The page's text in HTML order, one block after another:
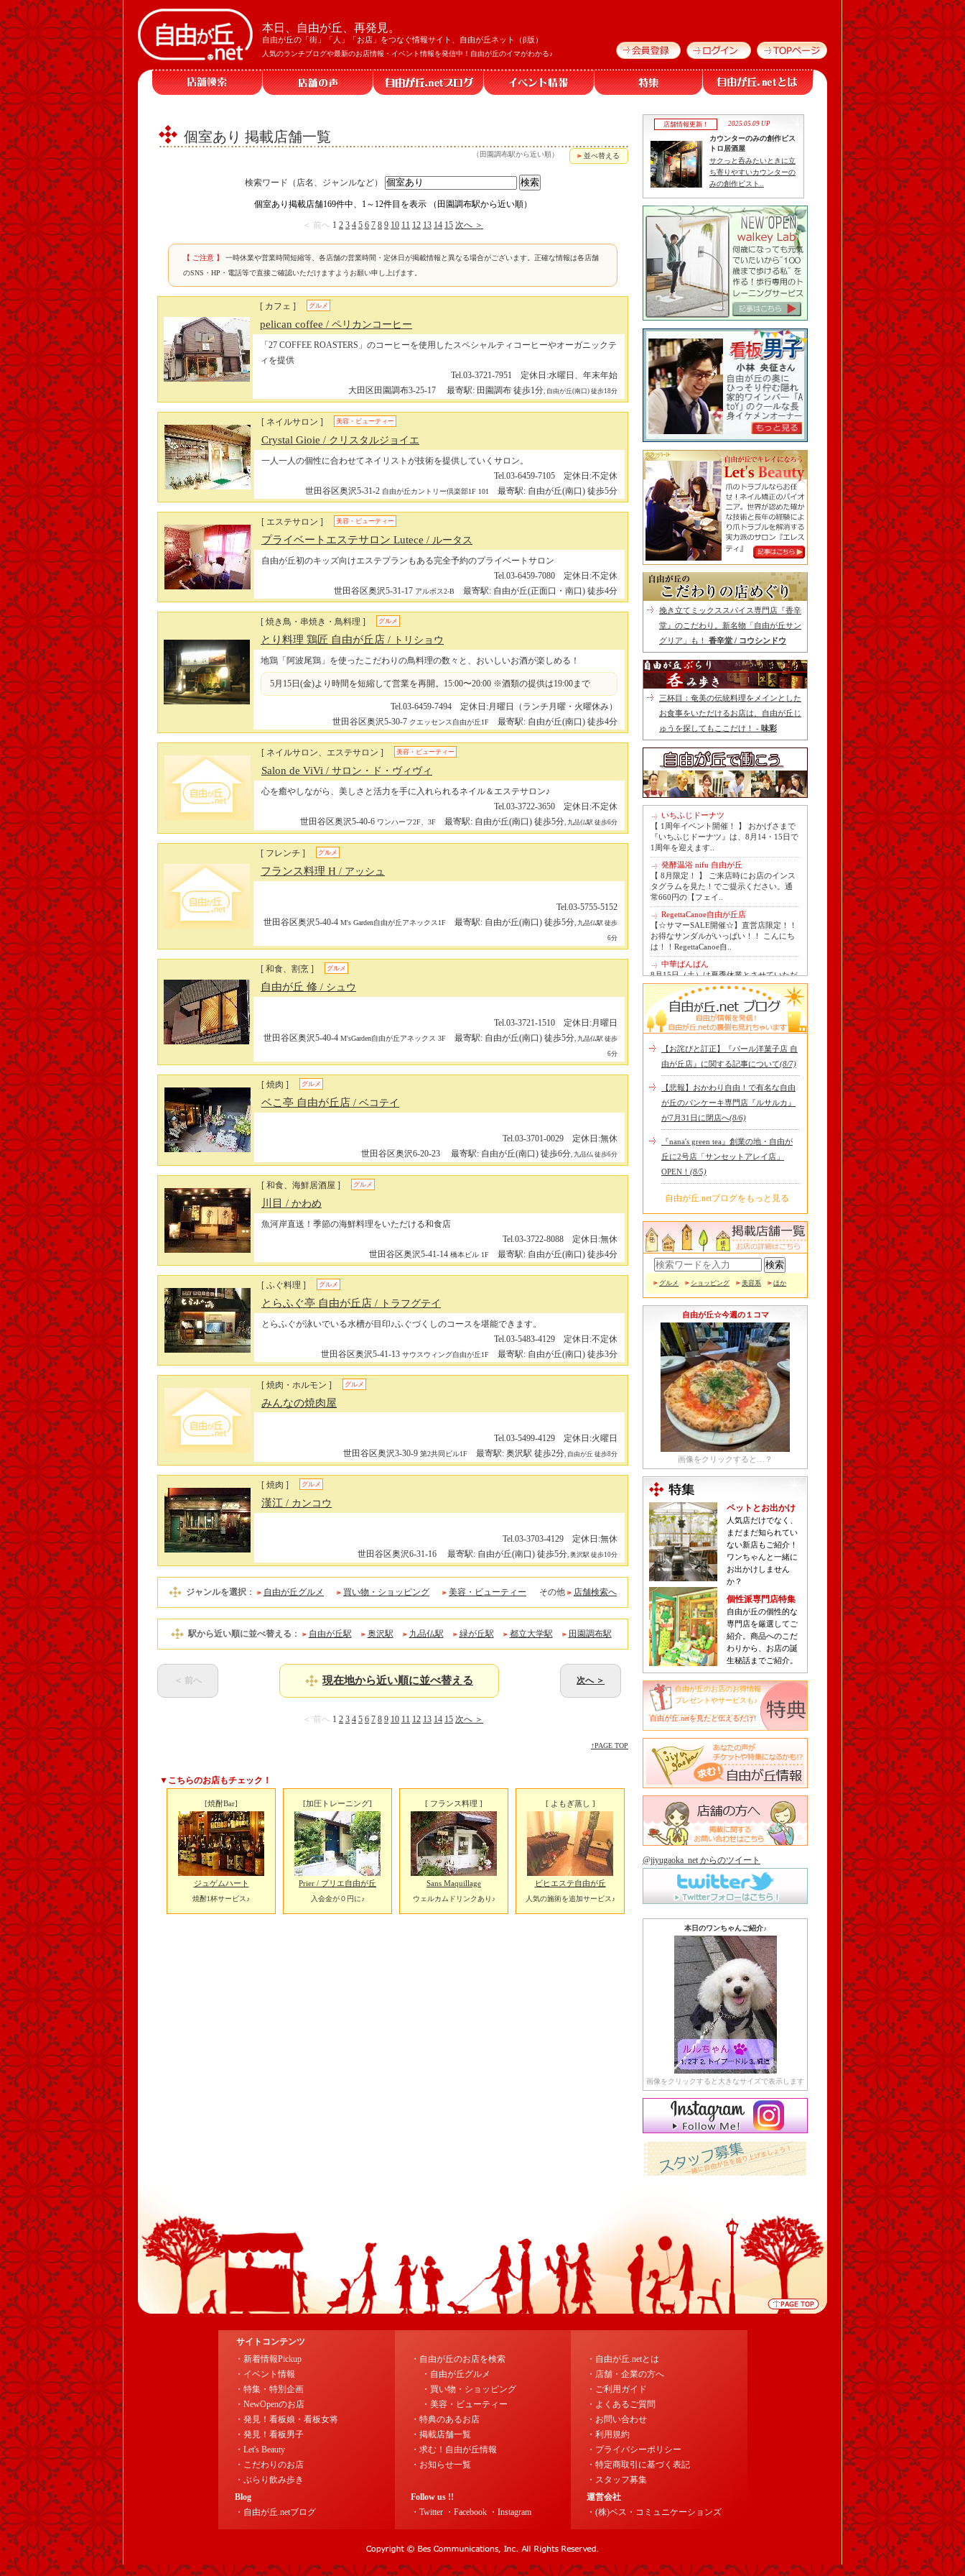
本日、自由が丘、再発見。
自由が丘の「街」「人」「お店」をつなぐ情報サイト、自由が丘ネット（β版）
人気のランチブログや最新のお店情報・イベント情報を発信中！自由が丘のイマがわかる♪
個室あり 掲載店舗一覧
並べ替える
（田園調布駅から近い順）
検索ワード（店名、ジャンルなど）
個室あり掲載店舗169件中、1～12件目を表示 （田園調布駅から近い順）
＜ 前へ 1 2 3 4 5 6 7 8 9 10 11 12 13 14 15 次へ ＞
【 ご注意 】
一時休業や営業時間短縮等、各店舗の営業時間・定休日が掲載情報と異なる場合がございます。正確な情報は各店舗
のSNS・HP・電話等で直接ご確認いただけますようお願い申し上げます。
[ カフェ ] グルメ
pelican coffee / ペリカンコーヒー
「27 COFFEE ROASTERS」のコーヒーを使用したスペシャルティコーヒーやオーガニックテ
ィを提供
Tel.03-3721-7951 定休日:水曜日、年末年始
大田区田園調布3-25-17
最寄駅: 田園調布 徒歩1分, 自由が丘(南口) 徒歩18分
[ ネイルサロン ] 美容・ビューティー
Crystal Gioie / クリスタルジョイエ
一人一人の個性に合わせてネイリストが技術を提供していくサロン。
Tel.03-6459-7105 定休日:不定休
世田谷区奥沢5-31-2 自由が丘カントリー倶楽部1F 101 最寄駅: 自由が丘(南口) 徒歩5分
[ エステサロン ] 美容・ビューティー
プライベートエステサロン Lutece / ルータス
自由が丘初のキッズ向けエステプランもある完全予約のプライベートサロン
Tel.03-6459-7080 定休日:不定休
世田谷区奥沢5-31-17 アルボス2-B 最寄駅: 自由が丘(正面口・南口) 徒歩4分
[ 焼き鳥・串焼き・鳥料理 ] グルメ
とり料理 鶏匠 自由が丘店 / トリショウ
地鶏「阿波尾鶏」を使ったこだわりの鳥料理の数々と、おいしいお酒が楽しめる！
5月15日(金)より時間を短縮して営業を再開。15:00〜20:00 ※酒類の提供は19:00まで
Tel.03-6459-7494 定休日:月曜日（ランチ月曜・火曜休み）
世田谷区奥沢5-30-7 クエッセンス自由が丘1F 最寄駅: 自由が丘(南口) 徒歩4分
[ ネイルサロン、エステサロン ] 美容・ビューティー
Salon de ViVi / サロン・ド・ヴィヴィ
心を癒やしながら、美しさと活力を手に入れられるネイル＆エステサロン♪
Tel.03-3722-3650 定休日:不定休
世田谷区奥沢5-40-6 ワンハーフ2F、3F 最寄駅: 自由が丘(南口) 徒歩5分, 九品仏駅 徒歩6分
[ フレンチ ] グルメ
フランス料理 H / アッシュ
Tel.03-5755-5152
世田谷区奥沢5-40-4 M's Garden自由が丘アネックス1F 最寄駅: 自由が丘(南口) 徒歩5分, 九品仏駅 徒歩
6分
[ 和食、割烹 ] グルメ
自由が丘 修 / シュウ
Tel.03-3721-1510 定休日:月曜日
世田谷区奥沢5-40-4 M'sGarden自由が丘アネックス 3F 最寄駅: 自由が丘(南口) 徒歩5分, 九品仏駅 徒歩
6分
[ 焼肉 ] グルメ
ベこ亭 自由が丘店 / ベコテイ
Tel.03-3701-0029 定休日:無休
世田谷区奥沢6-20-23
最寄駅: 自由が丘(南口) 徒歩6分, 九品仏 徒歩6分
[ 和食、海鮮居酒屋 ] グルメ
川目 / かわめ
魚河岸直送！季節の海鮮料理をいただける和食店
Tel.03-3722-8088 定休日:無休
世田谷区奥沢5-41-14 橋本ビル 1F 最寄駅: 自由が丘(南口) 徒歩4分
[ ふぐ料理 ] グルメ
とらふぐ亭 自由が丘店 / トラフグテイ
とらふぐが泳いでいる水槽が目印♪ふぐづくしのコースを堪能できます。
Tel.03-5483-4129 定休日:不定休
世田谷区奥沢5-41-13 サウスウィング自由が丘1F 最寄駅: 自由が丘(南口) 徒歩3分
[ 焼肉・ホルモン ] グルメ
みんなの焼肉屋
Tel.03-5499-4129 定休日:火曜日
世田谷区奥沢3-30-9 第2共同ビル1F 最寄駅: 奥沢駅 徒歩2分, 自由が丘 徒歩8分
[ 焼肉 ] グルメ
漢江 / カンコウ
Tel.03-3703-4129 定休日:無休
世田谷区奥沢6-31-16
最寄駅: 自由が丘(南口) 徒歩5分, 奥沢駅 徒歩10分
ジャンルを選択 ： 自由が丘グルメ 買い物・ショッピング 美容・ビューティー その他 店舗検索へ
駅から近い順に並べ替える ： 自由が丘駅 奥沢駅 九品仏駅 緑が丘駅 都立大学駅 田園調布駅
＜ 前へ 現在地から近い順に並べ替える 次へ ＞
＜ 前へ 1 2 3 4 5 6 7 8 9 10 11 12 13 14 15 次へ ＞
↑PAGE TOP
▼こちらのお店もチェック！
[焼酎Bar]
ジュゲムハート
焼酎1杯サービス♪
[加圧トレーニング]
Prier / プリエ自由が丘
入会金が０円に♪
[ フランス料理 ]
Sans Maquillage
ウェルカムドリンクあり♪
[ よもぎ蒸し ]
ビヒエステ自由が丘
人気の施術を追加サービス♪
店舗情報更新！ 2025.05.09 UP
カウンターのみの創作ビス
トロ居酒屋
サクっと呑みたいときに立
ち寄りやすいカウンターの
みの創作ビスト..
挽き立てミックススパイス専門店『香辛
堂』のこだわり。新名物「自由が丘サン
グリア」も！ 香辛堂 / コウシンドウ
三杯目：奄美の伝統料理をメインとした
お食事をいただけるお店は、自由が丘じ
ゅうを探してもここだけ！ - 味彩
いちふじドーナツ
【 1周年イベント開催！ 】 おかげさまで
『いちふじドーナツ』は、8月14・15日で
1周年を迎えます..
発酵温浴 nifu 自由が丘
【 8月限定！ 】 ご来店時にお店のインス
タグラムを見た！でご提示ください。通
常660円の【フェイ..
RegettaCanoe自由が丘店
【☆サマーSALE開催☆】直営店限定！！
お得なサンダルがいっぱい！！ こんにち
は！！RegettaCanoe自..
中華ばんばん
8月15日（土）は夏季休業とさせていただ
きます。 翌16日（日）は通常通り定休日
ですので、2連休となり..
tomoru
土曜日限定ランチセット(12:00〜15:00)は
じまりました！※数量限定その日のおす
すめサンドイッチ(ルッ..
Le Monde Gourmand
シストロン仔羊の煮込み パニスとリ・ダ
ニョーのパネ フランスの仔羊をトマトと
冷え性改善協会 ICITO
【 よもぎ蒸しやリラクゼーション専門の
エステサロン、リ..
【お詫びと訂正】『パール洋菓子店 自
由が丘店』に関する記事について(8/7)
【悲報】おかわり自由！で有名な自由
が丘のパンケーキ専門店『ルサルカ』
が7月31日に閉店へ(8/6)
『nana's green tea』創業の地・自由が
丘に2号店「サンセットアレイ店」
OPEN！ (8/5)
自由が丘.netブログをもっと見る
グルメ ショッピング 美容系 ほか
自由が丘☆今週の１コマ
画像をクリックすると…？
ペットとお出かけ
人気店だけでなく、
まだまだ知られてい
ない新店もご紹介！
ワンちゃんと一緒に
お出かけしません
か？
個性派専門店特集
自由が丘の個性的な
専門店を厳選してご
紹介。商品へのこだ
わりから、お店の誕
生秘話までご紹介。
自由が丘のお店のお得情報
プレゼントやサービスも♪
自由が丘.netを見たと伝えるだけ!
@jiyugaoka_net からのツイート
本日のワンちゃんご紹介♪
画像をクリックすると大きなサイズで表示します
サイトコンテンツ
・新着情報Pickup
・イベント情報
・特集・特別企画
・NewOpenのお店
・発見！看板娘・看板女将
・発見！看板男子
・Let's Beauty
・こだわりのお店
・ぶらり飲み歩き
Blog
・自由が丘.netブログ
・自由が丘のお店を検索
・自由が丘グルメ
・買い物・ショッピング
・美容・ビューティー
・特典のあるお店
・掲載店舗一覧
・求む！自由が丘情報
・お知らせ一覧
Follow us !!
・Twitter
・Facebook ・Instagram
・自由が丘.netとは
・店舗・企業の方へ
・ご利用ガイド
・よくあるご質問
・お問い合わせ
・利用規約
・プライバシーポリシー
・特定商取引に基づく表記
・スタッフ募集
運営会社
・(株)ベス・コミュニケーションズ